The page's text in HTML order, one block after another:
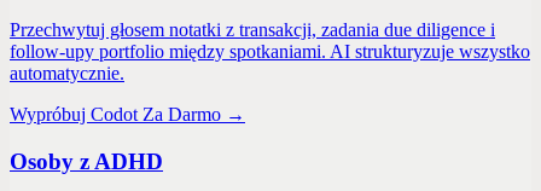
Przechwytuj głosem notatki z transakcji, zadania due diligence i
follow-upy portfolio między spotkaniami. AI strukturyzuje wszystko
automatycznie.
Wypróbuj Codot Za Darmo →
Osoby z ADHD